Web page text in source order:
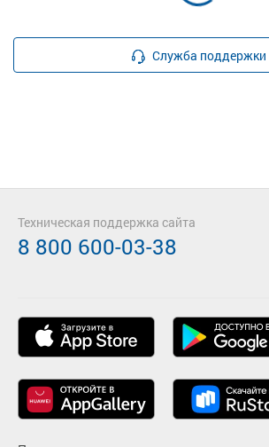
Служба поддержки
Техническая поддержка сайта
8 800 600-03-38